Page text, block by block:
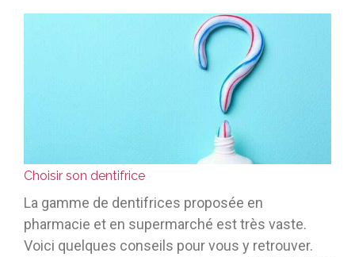
Choisir son dentifrice
La gamme de dentifrices proposée en
pharmacie et en supermarché est très vaste.
Voici quelques conseils pour vous y retrouver.